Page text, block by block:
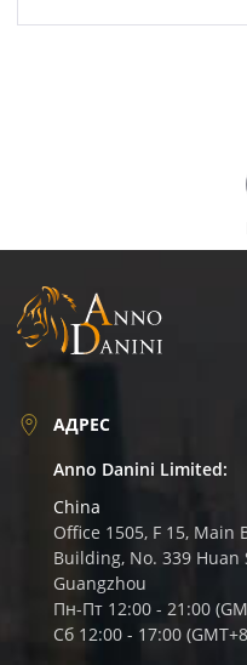
АДРЕС
Anno Danini Limited:
China
Office 1505, F 15,
Building, No. 339 Huan
Guangzhou
Пн-Пт 12:00 - 21:00
Сб 12:00 - 17:00